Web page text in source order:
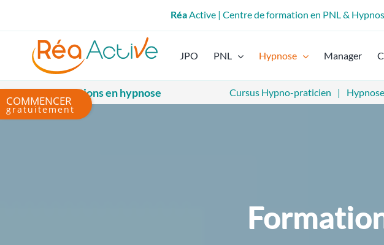
RéaActive | Centre de formation en PNL &
JPO PNL Hypnose Manager
Les formations en hypnose Cursus Hypno-praticien
Bascule
de